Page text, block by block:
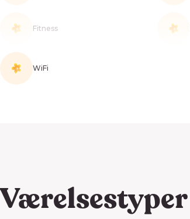
Fitness
WiFi
Værelsestyper